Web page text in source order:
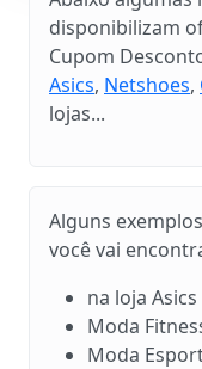
disponibilizam
Cupom
Asics, Netshoes,
lojas...
Alguns
você vai
na loja Asics
Moda
Moda